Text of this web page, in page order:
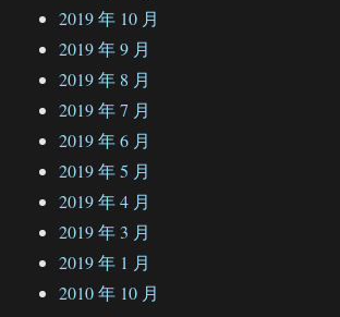
2019 年 10 月
2019 年 9 月
2019 年 8 月
2019 年 7 月
2019 年 6 月
2019 年 5 月
2019 年 4 月
2019 年 3 月
2019 年 1 月
2010 年 10 月